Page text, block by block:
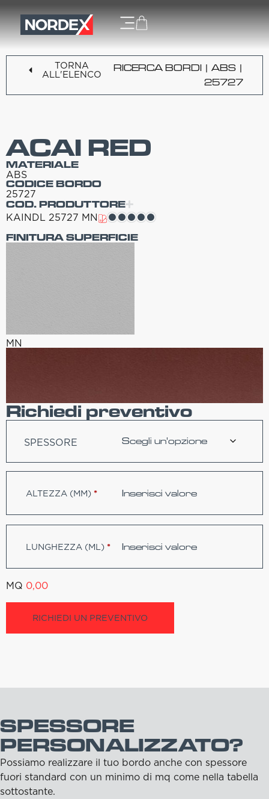
TORNA
ALL'ELENCO
RICERCA BORDI | ABS |
25727
ACAI RED
MATERIALE
ABS
CODICE BORDO
25727
COD. PRODUTTORE
KAINDL 25727 MN
FINITURA SUPERFICIE
MN
Richiedi preventivo
SPESSORE
ALTEZZA (MM) *
LUNGHEZZA (ML) *
MQ 0,00
RICHIEDI UN PREVENTIVO
SPESSORE
PERSONALIZZATO?
Possiamo realizzare il tuo bordo anche con spessore
fuori standard con un minimo di mq come nella tabella
sottostante.